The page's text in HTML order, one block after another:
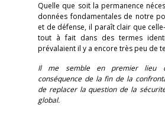
Quelle que soit la permanence
données fondamentales de notre
et de défense, il paraît clair que
tout à fait dans des termes
prévalaient il y a encore très peu de
Il
me semble en premier lieu
conséquence de la fin de la
de replacer la question de la
global.